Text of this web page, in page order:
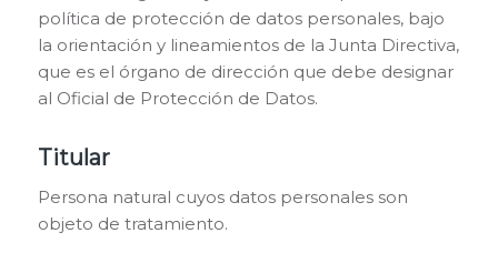
política de protección de datos personales, bajo
la orientación y lineamientos de la Junta Directiva,
que es el órgano de dirección que debe designar
al Oficial de Protección de Datos.
Titular
Persona natural cuyos datos personales son
objeto de tratamiento.